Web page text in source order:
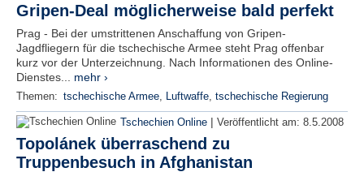
Gripen-Deal möglicherweise bald perfekt
Prag - Bei der umstrittenen Anschaffung von Gripen-
Jagdfliegern für die tschechische Armee steht Prag offenbar
kurz vor der Unterzeichnung. Nach Informationen des Online-
Dienstes... mehr ›
Themen: tschechische Armee, Luftwaffe, tschechische Regierung
Tschechien Online | Veröffentlicht am: 8.5.2008
Topolánek überraschend zu
Truppenbesuch in Afghanistan